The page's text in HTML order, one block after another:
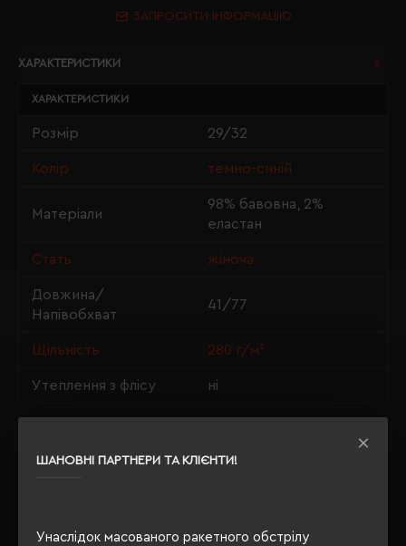
ШАНОВНІ ПАРТНЕРИ ТА КЛІЄНТИ!
Унаслідок масованого ракетного обстрілу
ЗАПРОСИТИ ІНФОРМАЦІЮ
ХАРАКТЕРИСТИКИ
ХАРАКТЕРИСТИКИ
Розмір 29/32
Колір темно-синій
Матеріали
98% бавовна, 2%
еластан
Стать жіноча
Довжина/
Напівобхват
41/77
Щільність 280 г/м²
Утеплення з флісу ні
ОПИС